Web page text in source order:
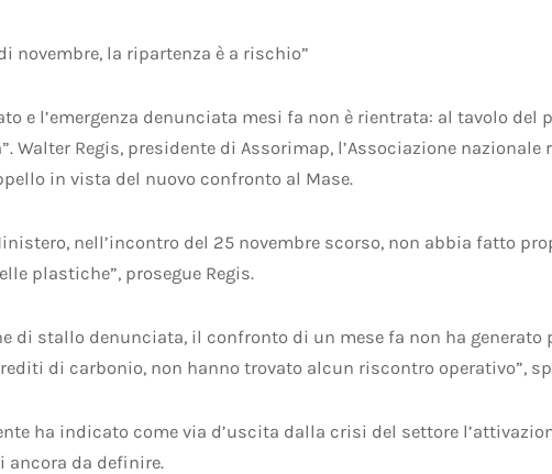
novembre, la ripartenza è a rischio”
e l’emergenza denunciata mesi fa non è rientrata: al tavolo
Walter Regis, presidente di Assorimap, l’Associazione
in vista del nuovo confronto al Mase.
nell’incontro del 25 novembre scorso, non abbia fatto
plastiche”, prosegue Regis.
di stallo denunciata, il confronto di un mese fa non ha generato
di carbonio, non hanno trovato alcun riscontro operativo”,
ha indicato come via d’uscita dalla crisi del settore
da definire.